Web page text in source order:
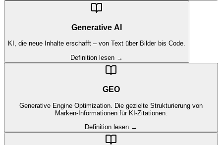
Generative AI
KI, die neue Inhalte erschafft – von Text über Bilder bis Code.
Definition lesen →
GEO
Generative Engine Optimization. Die gezielte Strukturierung von
Marken-Informationen für KI-Zitationen.
Definition lesen →